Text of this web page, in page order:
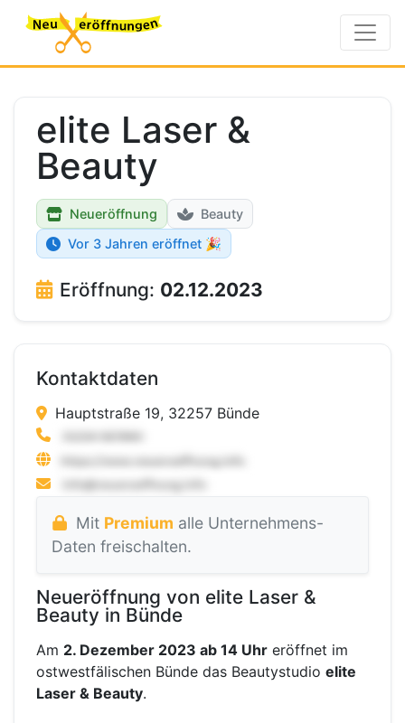
elite Laser &
Beauty
Neueröffnung
Beauty
Vor 3 Jahren eröffnet 🎉
Eröffnung: 02.12.2023
Kontaktdaten
Hauptstraße 19, 32257 Bünde
Mit Premium alle Unternehmens-
Daten freischalten.
Neueröffnung von elite Laser &
Beauty in Bünde
Am 2. Dezember 2023 ab 14 Uhr eröffnet im
ostwestfälischen Bünde das Beautystudio elite
Laser & Beauty.